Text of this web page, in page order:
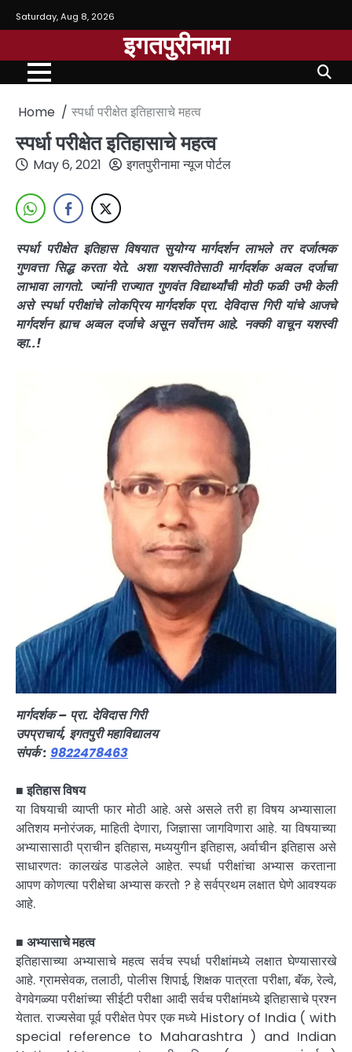
Saturday, Aug 8, 2026
इगतपुरीनामा
Home स्पर्धा परीक्षेत इतिहासाचे महत्व
स्पर्धा परीक्षेत इतिहासाचे महत्व
May 6, 2021 इगतपुरीनामा न्यूज पोर्टल
स्पर्धा परीक्षेत इतिहास विषयात सुयोग्य मार्गदर्शन लाभले तर दर्जात्मक
गुणवत्ता सिद्ध करता येते. अशा यशस्वीतेसाठी मार्गदर्शक अव्वल दर्जाचा
लाभावा लागतो. ज्यांनी राज्यात गुणवंत विद्यार्थ्यांची मोठी फळी उभी केली
असे स्पर्धा परीक्षांचे लोकप्रिय मार्गदर्शक प्रा. देविदास गिरी यांचे आजचे
मार्गदर्शन ह्याच अव्वल दर्जाचे असून सर्वोत्तम आहे. नक्की वाचून यशस्वी
व्हा..!
मार्गदर्शक – प्रा. देविदास गिरी
उपप्राचार्य, इगतपुरी महाविद्यालय
संपर्क : 9822478463
■इतिहास विषय
या विषयाची व्याप्ती फार मोठी आहे. असे असले तरी हा विषय अभ्यासाला
अतिशय मनोरंजक, माहिती देणारा, जिज्ञासा जागविणारा आहे. या विषयाच्या
अभ्यासासाठी प्राचीन इतिहास, मध्ययुगीन इतिहास, अर्वाचीन इतिहास असे
साधारणतः कालखंड पाडलेले आहेत. स्पर्धा परीक्षांचा अभ्यास करताना
आपण कोणत्या परीक्षेचा अभ्यास करतो ? हे सर्वप्रथम लक्षात घेणे आवश्यक
आहे.
■ अभ्यासाचे महत्व
इतिहासाच्या अभ्यासाचे महत्व सर्वच स्पर्धा परीक्षांमध्ये लक्षात घेण्यासारखे
आहे. ग्रामसेवक, तलाठी, पोलीस शिपाई, शिक्षक पात्रता परीक्षा, बॅंक, रेल्वे,
वेगवेगळ्या परीक्षांच्या सीईटी परीक्षा आदी सर्वच परीक्षांमध्ये इतिहासाचे प्रश्न
येतात. राज्यसेवा पूर्व परीक्षेत पेपर एक मध्ये History of India ( with
special reference to Maharashtra ) and Indian